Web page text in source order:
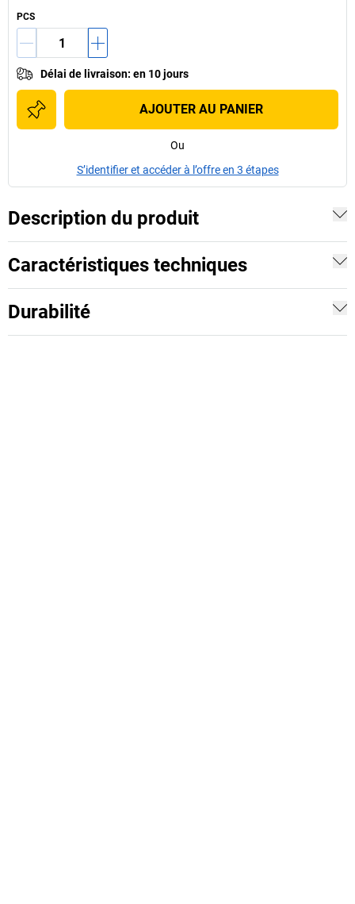
PCS
Délai de livraison: en 10 jours
AJOUTER AU PANIER
Ou
S’identifier et accéder à l’offre en 3 étapes
Description du produit
Caractéristiques techniques
Durabilité